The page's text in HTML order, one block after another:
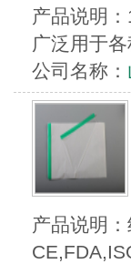
产品说明
广泛用于
公司名称：
产品说明